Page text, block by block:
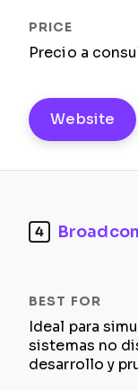
Precio a
Website
4
Ideal para
sistemas no
desarrollo y